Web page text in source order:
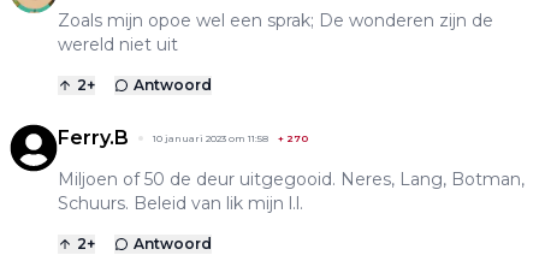
Zoals mijn opoe wel een sprak; De wonderen zijn de
wereld niet uit
2+ Antwoord
Ferry.B 10 januari 2023 om 11:58 + 270
Miljoen of 50 de deur uitgegooid. Neres, Lang, Botman,
Schuurs. Beleid van lik mijn l.l.
2+ Antwoord